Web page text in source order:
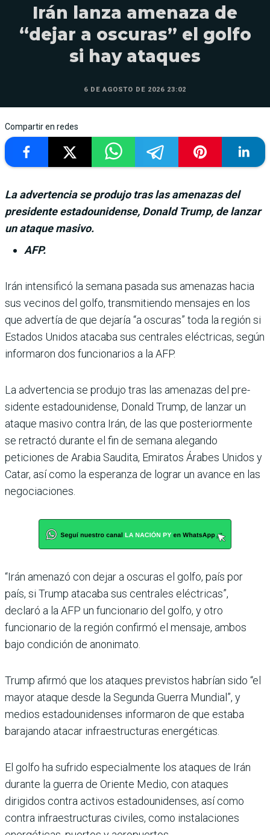
Irán lanza amenaza de
“dejar a oscuras” el golfo
si hay ataques
6 DE AGOSTO DE 2026 23:02
Compartir en redes
La advertencia se produjo tras las amenazas del
presidente estadounidense, Donald Trump, de lanzar
un ataque masivo.
AFP.
Irán intensificó la semana pasada sus amenazas hacia
sus vecinos del golfo, transmitiendo mensa­jes en los
que advertía de que dejaría “a oscuras” toda la región si
Estados Unidos ata­caba sus centrales eléctricas, según
informaron dos funcio­narios a la AFP.
La advertencia se produjo tras las amenazas del pre­
sidente estadounidense, Donald Trump, de lanzar un
ataque masivo contra Irán, de las que posteriormente
se retractó durante el fin de semana alegando
peticiones de Arabia Saudita, Emiratos Árabes Unidos y
Catar, así como la esperanza de lograr un avance en las
negociacio­nes.
“Irán amenazó con dejar a oscuras el golfo, país por
país, si Trump atacaba sus centrales eléctricas”,
declaró a la AFP un funcionario del golfo, y otro
funcionario de la región confirmó el men­saje, ambos
bajo condición de anonimato.
Trump afirmó que los ata­ques previstos habrían sido “el
mayor ataque desde la Segunda Guerra Mundial”, y
medios estadounidenses informaron de que estaba
barajando atacar infraestruc­turas energéticas.
El golfo ha sufrido especial­mente los ataques de Irán
durante la guerra de Oriente Medio, con ataques
dirigidos contra activos estadouniden­ses, así como
contra infraes­tructuras civiles, como insta­laciones